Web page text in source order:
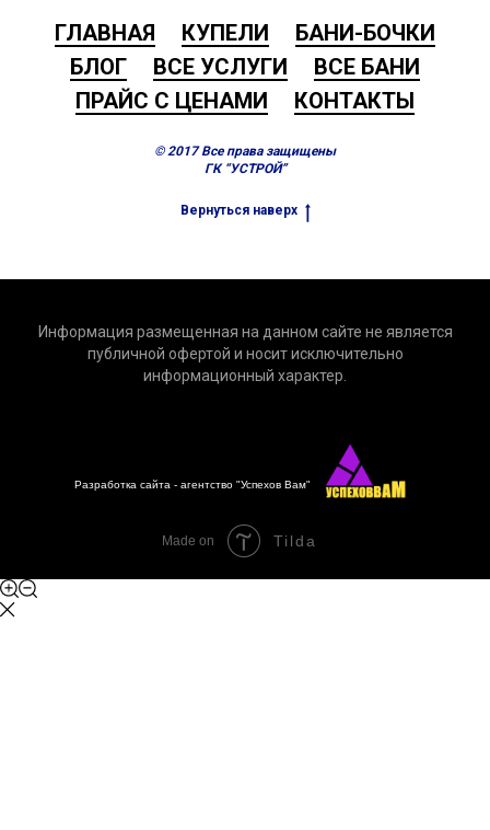
ГЛАВНАЯ КУПЕЛИ
БАНИ-БОЧКИ
БЛОГ
ВСЕ УСЛУГИ
ВСЕ БАНИ
ПРАЙС С ЦЕНАМИ
КОНТАКТЫ
© 2017 Все права защищены
ГК “УСТРОЙ”
Вернуться наверх
Информация размещенная на данном сайте не является
публичной офертой и носит исключительно
информационный характер.
Разработка сайта - агентство "Успехов Вам"
Made on Tilda